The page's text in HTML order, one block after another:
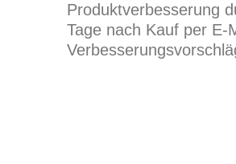
Produktverbesserung
Tage nach Kauf per E-